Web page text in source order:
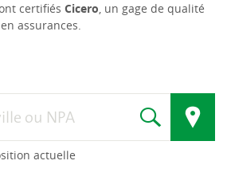
certifiés Cicero, un gage de qualité
assurances.
actuelle